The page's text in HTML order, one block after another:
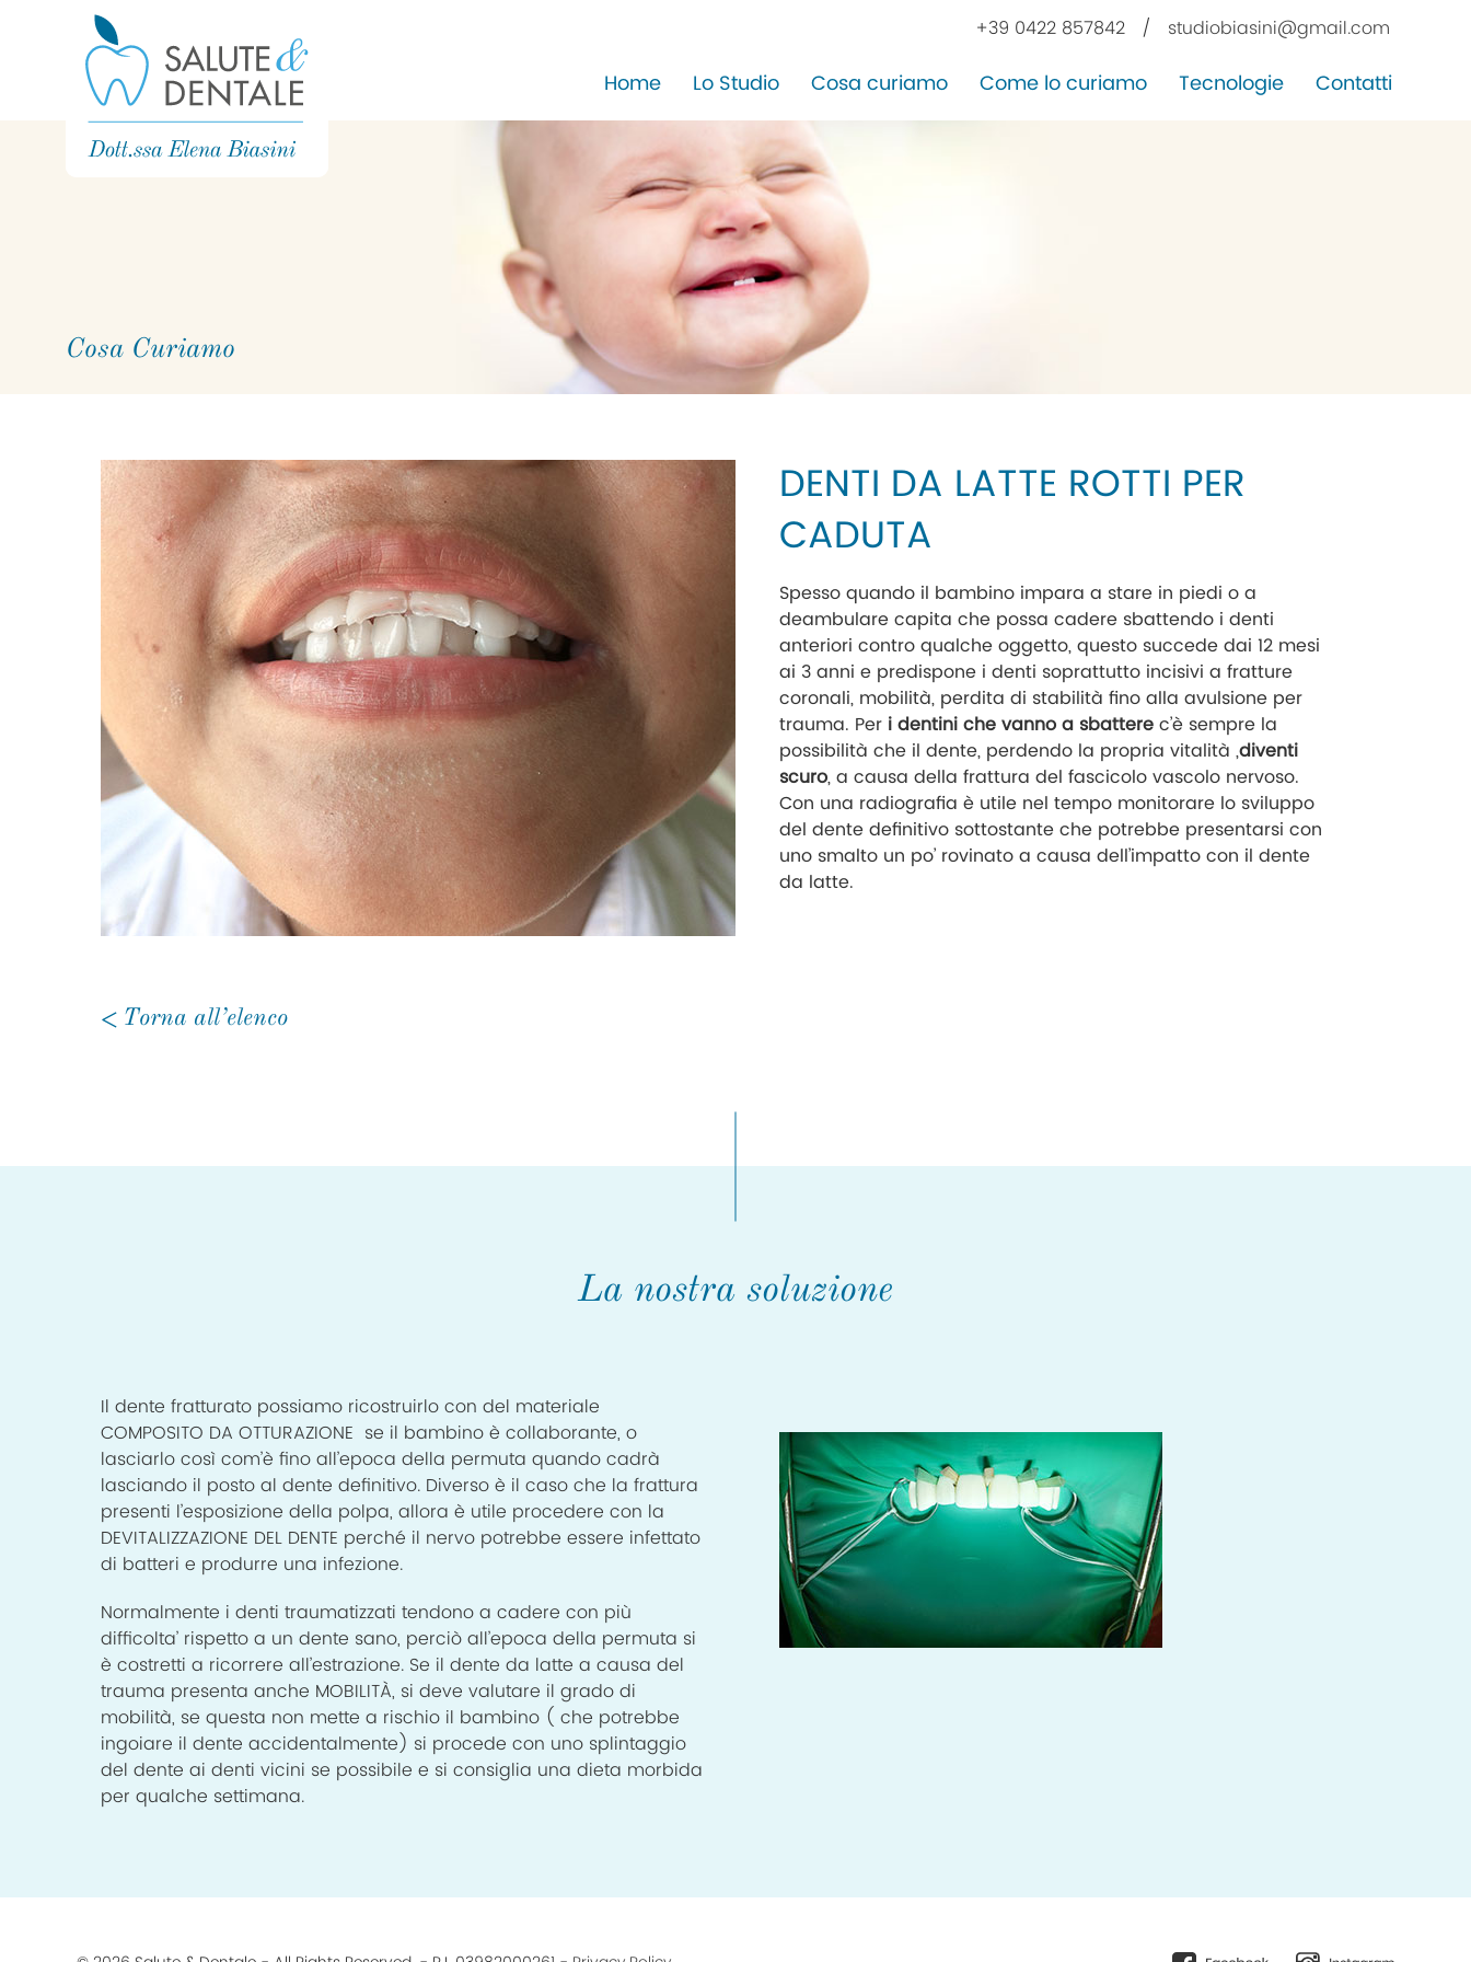
+39 0422 857842 / studiobiasini@gmail.com
Home Lo Studio Cosa curiamo Come lo curiamo Tecnologie Contatti
Cosa Curiamo
Torna all’elenco
DENTI DA LATTE ROTTI PER
CADUTA
Spesso quando il bambino impara a stare in piedi o a
deambulare capita che possa cadere sbattendo i denti
anteriori contro qualche oggetto, questo succede dai 12 mesi
ai 3 anni e predispone i denti soprattutto incisivi a fratture
coronali, mobilità, perdita di stabilità fino alla avulsione per
trauma. Per i dentini che vanno a sbatterec’è sempre la
possibilità che il dente, perdendo la propria vitalità ,diventi
scuro, a causa della frattura del fascicolo vascolo nervoso.
Con una radiografia è utile nel tempo monitorare lo sviluppo
del dente definitivo sottostante che potrebbe presentarsi con
uno smalto un po’ rovinato a causa dell’impatto con il dente
da latte.
La nostra soluzione
Il dente fratturato possiamo ricostruirlo con del materiale
COMPOSITO DA OTTURAZIONE se il bambino è collaborante, o
lasciarlo così com’è fino all’epoca della permuta quando cadrà
lasciando il posto al dente definitivo. Diverso è il caso che la frattura
presenti l’esposizione della polpa, allora è utile procedere con la
DEVITALIZZAZIONE DEL DENTE perché il nervo potrebbe essere infettato
di batteri e produrre una infezione.
Normalmente i denti traumatizzati tendono a cadere con più
difficolta’ rispetto a un dente sano, perciò all’epoca della permuta si
è costretti a ricorrere all’estrazione. Se il dente da latte a causa del
trauma presenta anche MOBILITÀ, si deve valutare il grado di
mobilità, se questa non mette a rischio il bambino ( che potrebbe
ingoiare il dente accidentalmente) si procede con uno splintaggio
del dente ai denti vicini se possibile e si consiglia una dieta morbida
per qualche settimana.